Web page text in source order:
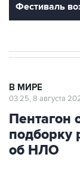
Фестиваль
В МИРЕ
03:25, 8 августа
Пентагон
подборку
об НЛО